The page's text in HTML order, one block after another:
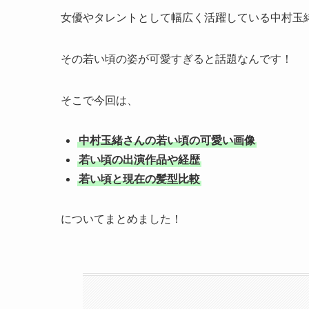
女優やタレントとして幅広く活躍している中村玉
その若い頃の姿が可愛すぎると話題なんです！
そこで今回は、
中村玉緒さんの若い頃の可愛い画像
若い頃の出演作品や経歴
若い頃と現在の髪型比較
についてまとめました！